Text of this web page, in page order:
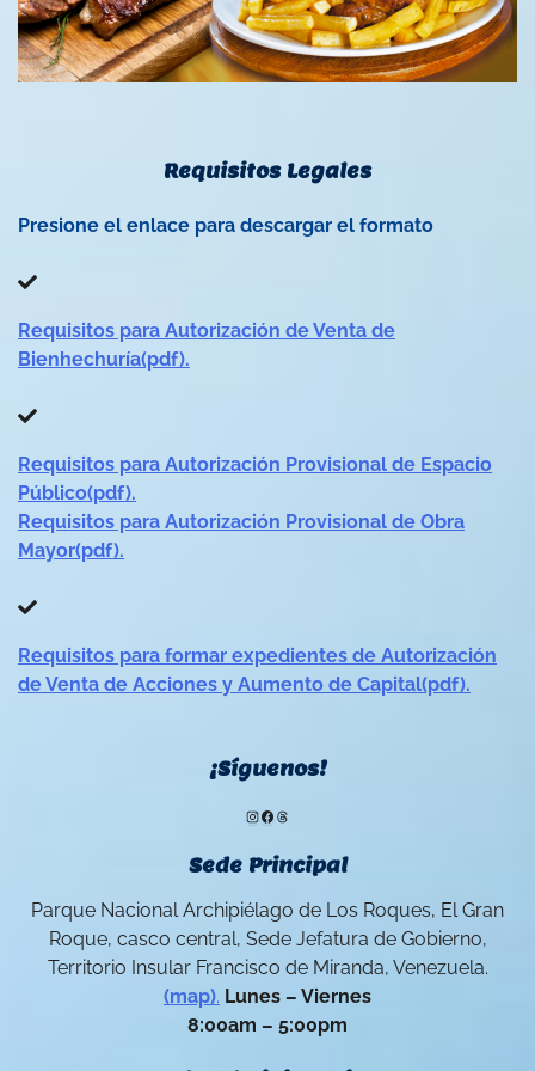
Requisitos Legales
Presione el enlace para descargar el formato
Requisitos para Autorización de Venta de
Bienhechuría(pdf).
Requisitos para Autorización Provisional de Espacio
Público(pdf).
Requisitos para Autorización Provisional de Obra
Mayor(pdf).
Requisitos para formar expedientes de Autorización
de Venta de Acciones y Aumento de Capital(pdf).
¡Síguenos!
Instagram
Facebook
Threads
Sede Principal
Parque Nacional Archipiélago de Los Roques, El Gran
Roque, casco central, Sede Jefatura de Gobierno,
Territorio Insular Francisco de Miranda, Venezuela.
(map). Lunes – Viernes
8:00am – 5:00pm